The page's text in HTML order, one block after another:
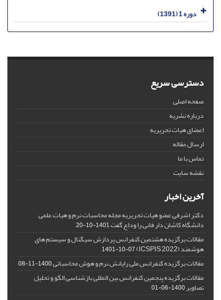
دوره 1 (1391)
دسترسی سریع
صفحه اصلی
درباره نشریه
اعضای هیات تحریریه
ارسال مقاله
تماس با ما
نقشه سایت
آخرین اخبار
دکتر اشرفی عضو هیات تحریریه مجله محاسبات نرم و هیات علمی
دانشگاه کاشان دار فانی را وداع گفت1401-10-20
مقالات برگزیده هشتمین کنفرانس پردازش سیگنال و سیستم های
هوشمند (ICSPIS 2022) 1401-10-07
مقالات برگزیده کنفرانس ملی رایانش نرم و هوش محاسباتی1400-11-08
مقالات برگزیده پنجمین کنفرانس بین المللی بازشناسی الگو و تحلیل
تصاویر1400-06-01